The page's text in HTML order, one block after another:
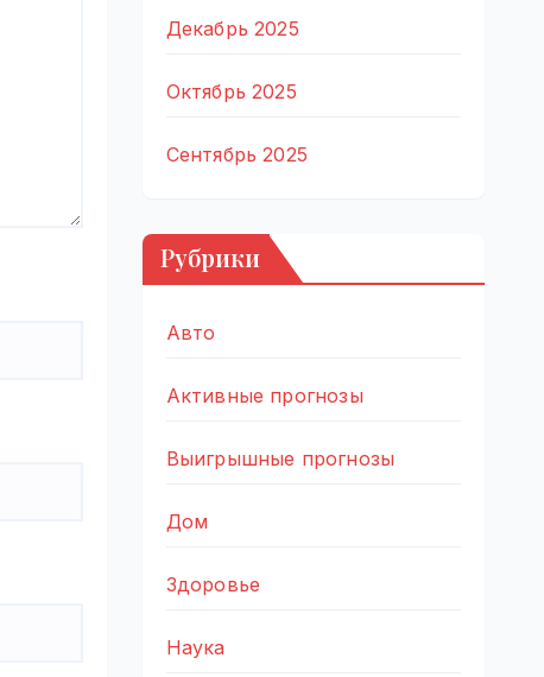
Декабрь 2025
Октябрь 2025
Сентябрь 2025
Рубрики
Авто
Активные прогнозы
Выигрышные прогнозы
Дом
Здоровье
Наука